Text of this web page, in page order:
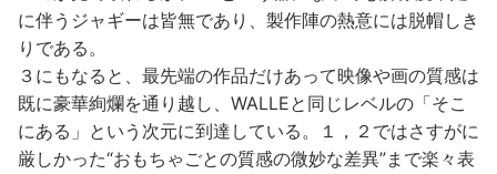
に伴うジャギーは皆無であり、製作陣の熱意には脱帽しき
りである。
３にもなると、最先端の作品だけあって映像や画の質感は
既に豪華絢爛を通り越し、WALLEと同じレベルの「そこ
にある」という次元に到達している。１，２ではさすがに
厳しかった“おもちゃごとの質感の微妙な差異”まで楽々表